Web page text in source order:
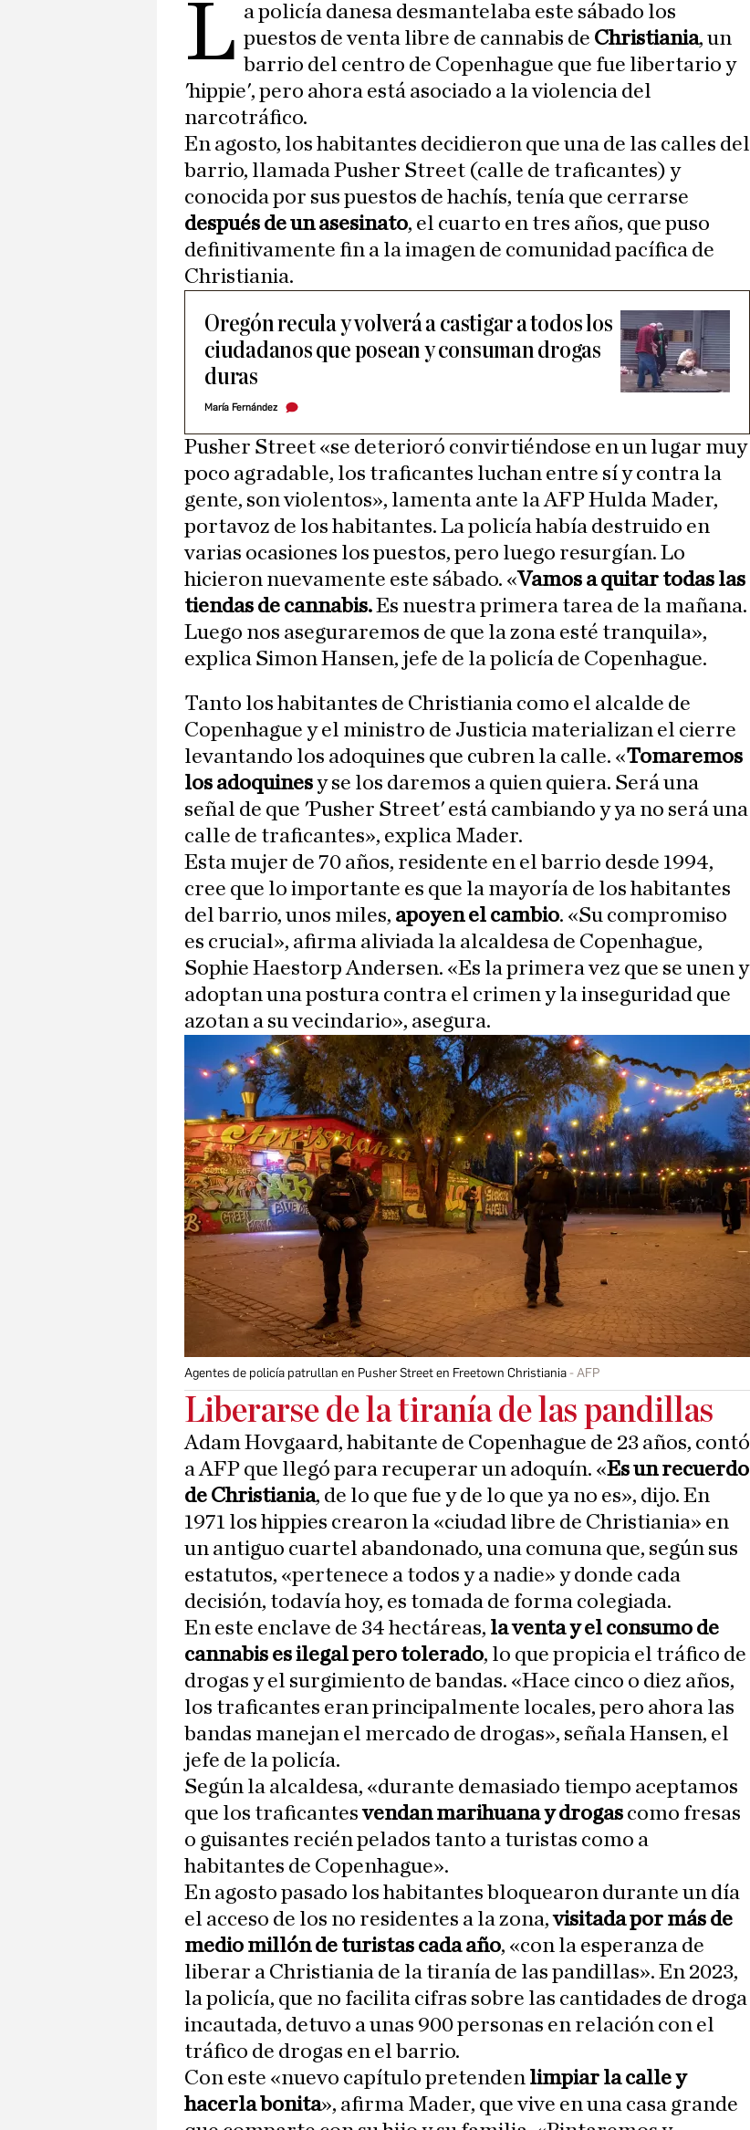
L a policía danesa desmantelaba este sábado los
puestos de venta libre de cannabis de Christiania, un
barrio del centro de Copenhague que fue libertario y
'hippie', pero ahora está asociado a la violencia del
narcotráfico.
En agosto, los habitantes decidieron que una de las calles del
barrio, llamada Pusher Street (calle de traficantes) y
conocida por sus puestos de hachís, tenía que cerrarse
después de un asesinato, el cuarto en tres años, que puso
definitivamente fin a la imagen de comunidad pacífica de
Christiania.
Oregón recula y volverá a castigar a todos los
ciudadanos que posean y consuman drogas
duras
María Fernández
Pusher Street «se deterioró convirtiéndose en un lugar muy
poco agradable, los traficantes luchan entre sí y contra la
gente, son violentos», lamenta ante la AFP Hulda Mader,
portavoz de los habitantes. La policía había destruido en
varias ocasiones los puestos, pero luego resurgían. Lo
hicieron nuevamente este sábado. «Vamos a quitar todas las
tiendas de cannabis.Es nuestra primera tarea de la mañana.
Luego nos aseguraremos de que la zona esté tranquila»,
explica Simon Hansen, jefe de la policía de Copenhague.
Tanto los habitantes de Christiania como el alcalde de
Copenhague y el ministro de Justicia materializan el cierre
levantando los adoquines que cubren la calle. «Tomaremos
los adoquinesy se los daremos a quien quiera. Será una
señal de que 'Pusher Street' está cambiando y ya no será una
calle de traficantes», explica Mader.
Esta mujer de 70 años, residente en el barrio desde 1994,
cree que lo importante es que la mayoría de los habitantes
del barrio, unos miles, apoyen el cambio. «Su compromiso
es crucial», afirma aliviada la alcaldesa de Copenhague,
Sophie Haestorp Andersen. «Es la primera vez que se unen y
adoptan una postura contra el crimen y la inseguridad que
azotan a su vecindario», asegura.
Agentes de policía patrullan en Pusher Street en Freetown Christiania AFP
Liberarse de la tiranía de las pandillas
Adam Hovgaard, habitante de Copenhague de 23 años, contó
a AFP que llegó para recuperar un adoquín. «Es un recuerdo
de Christiania, de lo que fue y de lo que ya no es», dijo. En
1971 los hippies crearon la «ciudad libre de Christiania» en
un antiguo cuartel abandonado, una comuna que, según sus
estatutos, «pertenece a todos y a nadie» y donde cada
decisión, todavía hoy, es tomada de forma colegiada.
En este enclave de 34 hectáreas, la venta y el consumo de
cannabis es ilegal pero tolerado, lo que propicia el tráfico de
drogas y el surgimiento de bandas. «Hace cinco o diez años,
los traficantes eran principalmente locales, pero ahora las
bandas manejan el mercado de drogas», señala Hansen, el
jefe de la policía.
Según la alcaldesa, «durante demasiado tiempo aceptamos
que los traficantesvendan marihuana y drogas como fresas
o guisantes recién pelados tanto a turistas como a
habitantes de Copenhague».
En agosto pasado los habitantes bloquearon durante un día
el acceso de los no residentes a la zona,visitada por más de
medio millón de turistas cada año, «con la esperanza de
liberar a Christiania de la tiranía de las pandillas». En 2023,
la policía, que no facilita cifras sobre las cantidades de droga
incautada, detuvo a unas 900 personas en relación con el
tráfico de drogas en el barrio.
Con este «nuevo capítulo pretenden limpiar la calle y
hacerla bonita», afirma Mader, que vive en una casa grande